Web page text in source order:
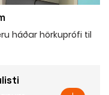
háðar hörkuprófi til